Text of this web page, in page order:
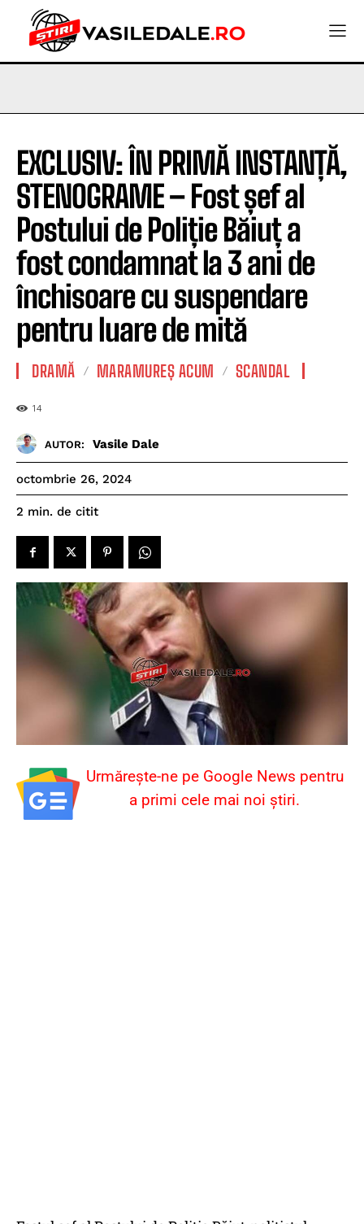
EXCLUSIV: ÎN PRIMĂ INSTANȚĂ,
STENOGRAME – Fost șef al
Postului de Poliție Băiuț a
fost condamnat la 3 ani de
închisoare cu suspendare
pentru luare de mită
DRAMĂ MARAMUREȘ ACUM SCANDAL
14
AUTOR: Vasile Dale
octombrie 26, 2024
2 min. de citit
Urmărește-ne pe Google News pentru
a primi cele mai noi știri.